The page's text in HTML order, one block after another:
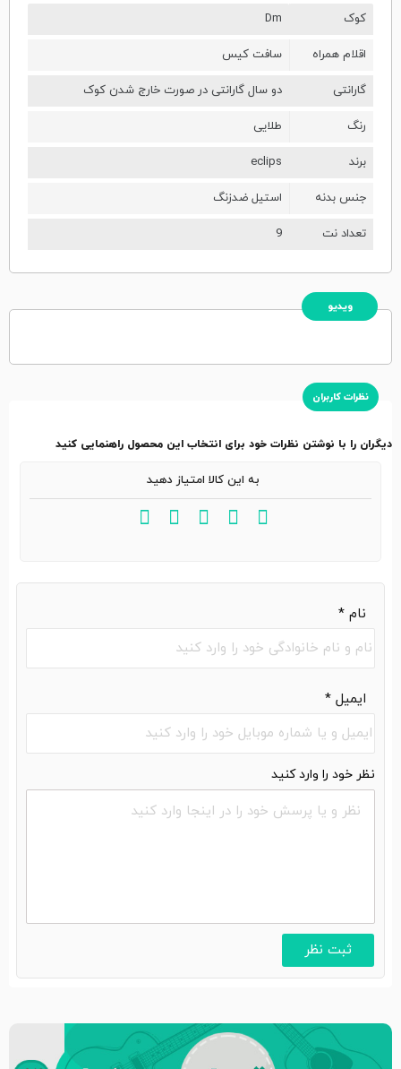
کوک Dm
اقلام همراه سافت کیس
گارانتی دو سال گارانتی در صورت خارج شدن کوک
رنگ طلایی
برند eclips
جنس بدنه استیل ضدزنگ
تعداد نت 9
ویدیو
نظرات کاربران
دیگران را با نوشتن نظرات خود برای انتخاب این محصول راهنمایی کنید
نام *
ایمیل *
به این کالا امتیاز دهید